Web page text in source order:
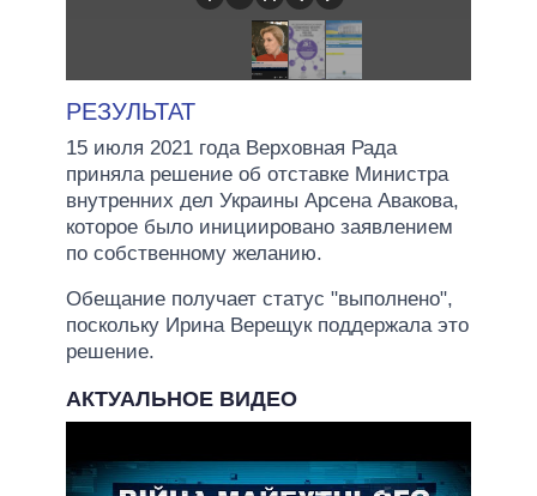
РЕЗУЛЬТАТ
15 июля 2021 года Верховная Рада
приняла решение об отставке Министра
внутренних дел Украины Арсена Авакова,
которое было инициировано заявлением
по собственному желанию.
Обещание получает статус "выполнено",
поскольку Ирина Верещук поддержала это
решение.
АКТУАЛЬНОЕ ВИДЕО